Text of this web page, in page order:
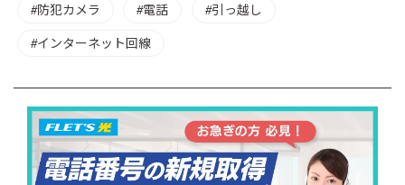
防犯カメラ 電話 引っ越し
インターネット回線